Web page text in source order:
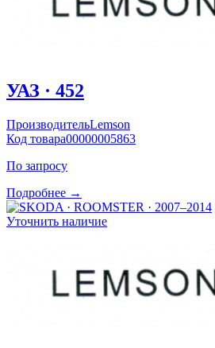
УАЗ · 452
ПроизводительLemson
Код товара00000005863
По запросу
Подробнее →
Уточнить наличие